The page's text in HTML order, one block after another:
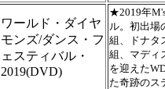
ワールド・ダイヤ
モンズ/ダンス・フ
ェスティバル・
2019(DVD)
★2019年
ル。初出場
組、ドナタ
組、マディ
を迎えた
た奇跡のス